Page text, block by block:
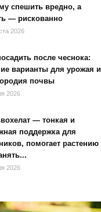
спешить вредно, а
— рискованно
2026
после чеснока:
варианты для урожая и
почвы
2026
— тонкая и
поддержка для
помогает растению
2026